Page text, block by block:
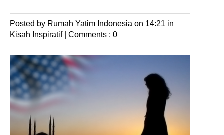
Posted by Rumah Yatim Indonesia on 14:21 in
Kisah Inspiratif
Comments : 0